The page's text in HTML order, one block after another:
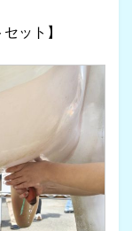
ット】